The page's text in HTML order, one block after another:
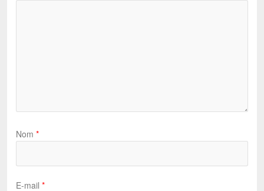
Nom *
E-mail *